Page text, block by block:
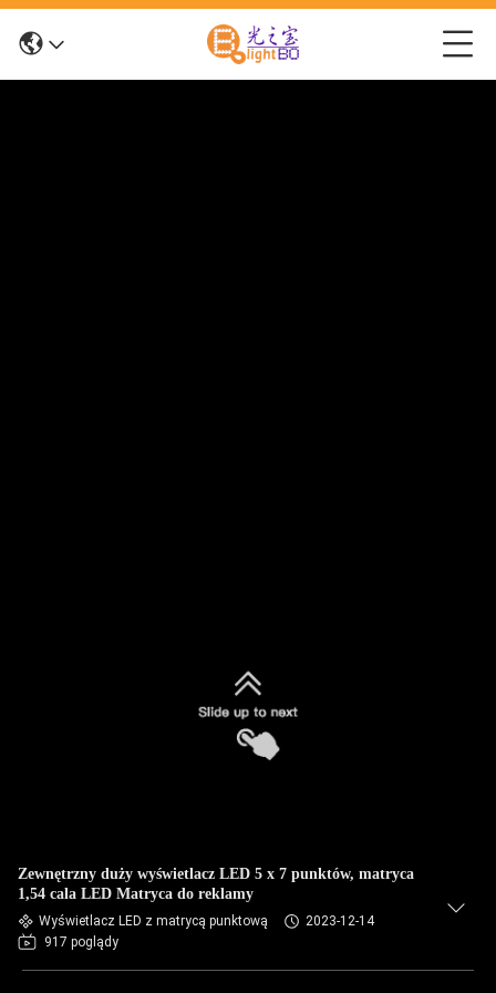
Zewnętrzny duży wyświetlacz LED 5 x 7 punktów, matryca
1,54 cala LED Matryca do reklamy
Wyświetlacz LED z matrycą punktową
2023-12-14
917 poglądy